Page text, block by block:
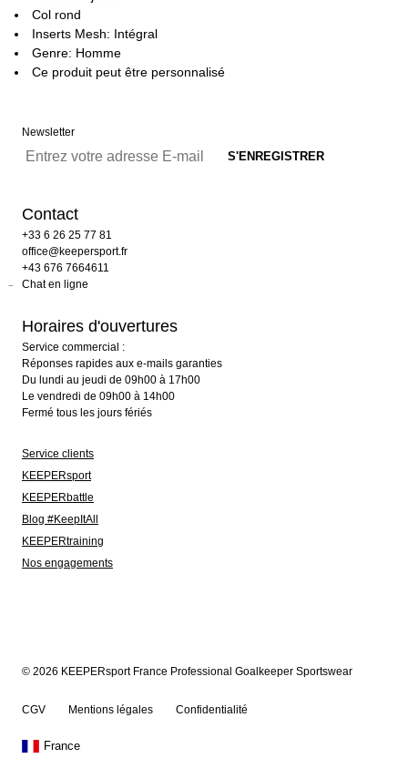
Col rond
Inserts Mesh: Intégral
Genre: Homme
Ce produit peut être personnalisé
Newsletter
Contact
+33 6 26 25 77 81
office@keepersport.fr
+43 676 7664611
Chat en ligne
Horaires d'ouvertures
Service commercial :
Réponses rapides aux e-mails garanties
Du lundi au jeudi de 09h00 à 17h00
Le vendredi de 09h00 à 14h00
Fermé tous les jours fériés
Service clients
KEEPERsport
KEEPERbattle
Blog #KeepItAll
KEEPERtraining
Nos engagements
© 2026 KEEPERsport France Professional Goalkeeper Sportswear
CGV Mentions légales Confidentialité
France